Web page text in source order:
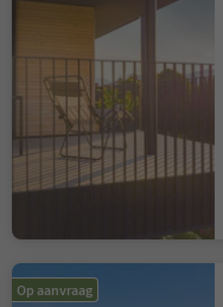
Op aanvraag